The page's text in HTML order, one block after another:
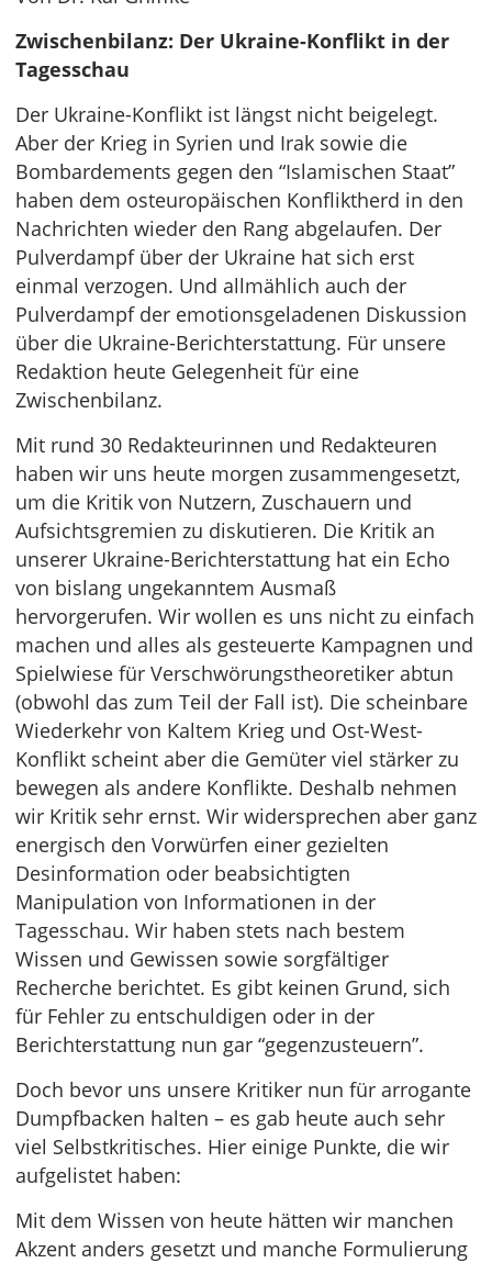
Zwischenbilanz: Der Ukraine-Konflikt in der
Tagesschau
Der Ukraine-Konflikt ist längst nicht beigelegt.
Aber der Krieg in Syrien und Irak sowie die
Bombardements gegen den “Islamischen Staat”
haben dem osteuropäischen Konfliktherd in den
Nachrichten wieder den Rang abgelaufen. Der
Pulverdampf über der Ukraine hat sich erst
einmal verzogen. Und allmählich auch der
Pulverdampf der emotionsgeladenen Diskussion
über die Ukraine-Berichterstattung. Für unsere
Redaktion heute Gelegenheit für eine
Zwischenbilanz.
Mit rund 30 Redakteurinnen und Redakteuren
haben wir uns heute morgen zusammengesetzt,
um die Kritik von Nutzern, Zuschauern und
Aufsichtsgremien zu diskutieren. Die Kritik an
unserer Ukraine-Berichterstattung hat ein Echo
von bislang ungekanntem Ausmaß
hervorgerufen. Wir wollen es uns nicht zu einfach
machen und alles als gesteuerte Kampagnen und
Spielwiese für Verschwörungstheoretiker abtun
(obwohl das zum Teil der Fall ist). Die scheinbare
Wiederkehr von Kaltem Krieg und Ost-West-
Konflikt scheint aber die Gemüter viel stärker zu
bewegen als andere Konflikte. Deshalb nehmen
wir Kritik sehr ernst. Wir widersprechen aber ganz
energisch den Vorwürfen einer gezielten
Desinformation oder beabsichtigten
Manipulation von Informationen in der
Tagesschau. Wir haben stets nach bestem
Wissen und Gewissen sowie sorgfältiger
Recherche berichtet. Es gibt keinen Grund, sich
für Fehler zu entschuldigen oder in der
Berichterstattung nun gar “gegenzusteuern”.
Doch bevor uns unsere Kritiker nun für arrogante
Dumpfbacken halten – es gab heute auch sehr
viel Selbstkritisches. Hier einige Punkte, die wir
aufgelistet haben:
Mit dem Wissen von heute hätten wir manchen
Akzent anders gesetzt und manche Formulierung